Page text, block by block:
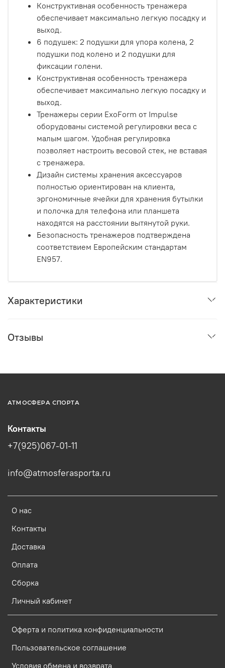
Конструктивная особенность тренажера
обеспечивает максимально легкую посадку и
выход.
6 подушек: 2 подушки для упора колена, 2
подушки под колено и 2 подушки для
фиксации голени.
Конструктивная особенность тренажера
обеспечивает максимально легкую посадку и
выход.
Тренажеры серии ExoForm от Impulse
оборудованы системой регулировки веса с
малым шагом. Удобная регулировка
позволяет настроить весовой стек, не вставая
с тренажера.
Дизайн системы хранения аксессуаров
полностью ориентирован на клиента,
эргономичные ячейки для хранения бутылки
и полочка для телефона или планшета
находятся на расстоянии вытянутой руки.
Безопасность тренажеров подтверждена
соответствием Европейским стандартам
EN957.
Характеристики
Отзывы
АТМОСФЕРА СПОРТА
О нас
Контакты
Доставка
Оплата
Сборка
Личный кабинет
Оферта и политика конфиденциальности
Пользовательское соглашение
Условия обмена и возврата
Контакты
+7(925)067-01-11
info@atmosferasporta.ru